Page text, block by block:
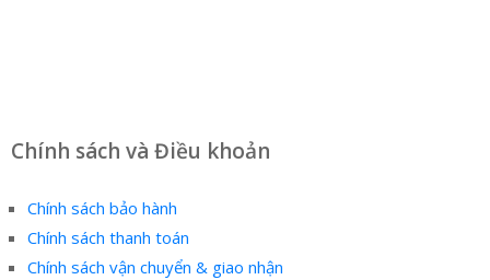
Chính sách và Điều khoản
Chính sách bảo hành
Chính sách thanh toán
Chính sách vận chuyển & giao nhận